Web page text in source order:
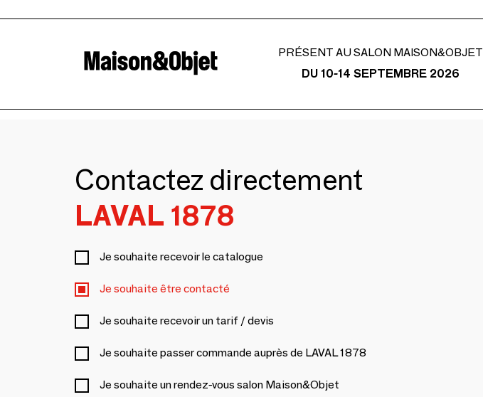
PRÉSENT AU SALON MAISON&OBJET
DU 10-14 SEPTEMBRE 2026
Contactez directement
LAVAL 1878
Je souhaite recevoir le catalogue
Je souhaite être contacté
Je souhaite recevoir un tarif / devis
Je souhaite passer commande auprès de LAVAL 1878
Je souhaite un rendez-vous salon Maison&Objet